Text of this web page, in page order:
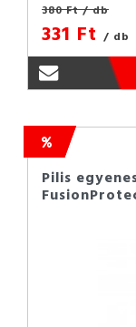
380 Ft/ db
331 Ft / db
Pilis